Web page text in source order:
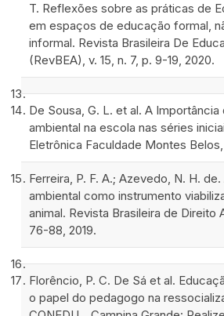
T. Reflexões sobre as práticas de
em espaços de educação formal,
informal. Revista Brasileira De
(RevBEA), v. 15, n. 7, p. 9-19, 2020.
De Sousa, G. L. et al. A
ambiental na escola nas séries
Eletrônica Faculdade Montes Belos,
Ferreira, P. F. A.; Azevedo, N. H.
ambiental como instrumento
animal. Revista Brasileira de Direito
76-88, 2019.
Florêncio, P. C. De Sá et al.
o papel do pedagogo na